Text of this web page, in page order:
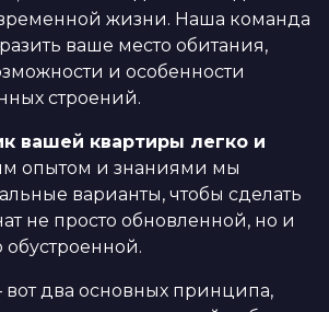
жизни. Наша команда
ваше место обитания,
и особенности
строений.
вашей квартиры легко и
опытом и знаниями мы
варианты, чтобы сделать
не просто обновленной, но и
вот два основных принципа,